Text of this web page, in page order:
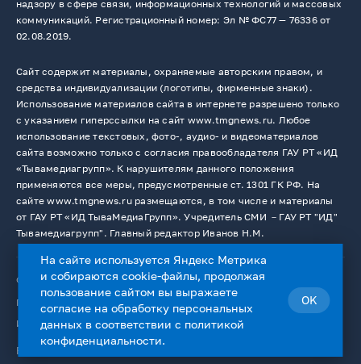
надзору в сфере связи, информационных технологий и массовых
коммуникаций. Регистрационный номер: Эл № ФС77 — 76336 от
02.08.2019.
Сайт содержит материалы, охраняемые авторским правом, и
средства индивидуализации (логотипы, фирменные знаки).
Использование материалов сайта в интернете разрешено только
с указанием гиперссылки на сайт www.tmgnews.ru. Любое
использование текстовых, фото-, аудио- и видеоматериалов
сайта возможно только с согласия правообладателя ГАУ РТ «ИД
«Тывамедиагрупп». К нарушителям данного положения
применяются все меры, предусмотренные ст. 1301 ГК РФ. На
сайте www.tmgnews.ru размещаются, в том числе и материалы
от ГАУ РТ «ИД ТываМедиаГрупп». Учредитель СМИ －ГАУ РТ "ИД"
Тывамедиагрупп". Главный редактор Иванов Н.М.
© 2026. Все права защищены.
12+
Пользовательское соглашение
Использование cookie-файлов
Работает на
На сайте используется Яндекс Метрика
и собираются cookie-файлы, продолжая
пользование сайтом вы выражаете
согласие наобработку персональных
данных в соответствии с политикой
конфиденциальности.
OK